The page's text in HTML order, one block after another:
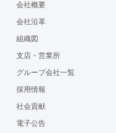
会社概要
会社沿革
組織図
支店・営業所
グループ会社一覧
採用情報
社会貢献
電子公告